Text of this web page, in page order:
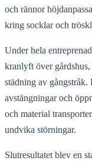
och rännor
kring socklar och
Under hela
kranlyft över
städning av
avstängningar och
och material
undvika störningar.
Slutresultatet blev en